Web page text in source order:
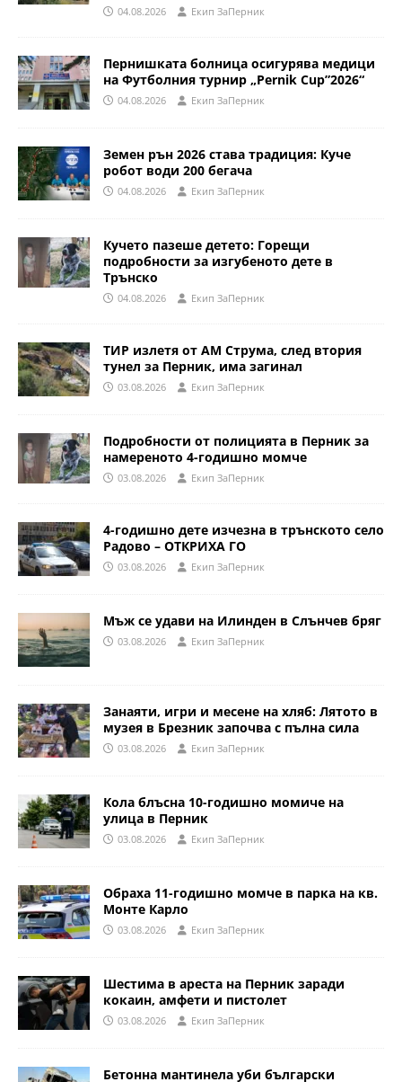
04.08.2026 Eкип ЗаПерник
Пернишката болница осигурява медици
на Футболния турнир „Pernik Cup”2026“
04.08.2026 Eкип ЗаПерник
Земен рън 2026 става традиция: Куче
робот води 200 бегача
04.08.2026 Eкип ЗаПерник
Кучето пазеше детето: Горещи
подробности за изгубеното дете в
Трънско
04.08.2026 Eкип ЗаПерник
ТИР излетя от АМ Струма, след втория
тунел за Перник, има загинал
03.08.2026 Eкип ЗаПерник
Подробности от полицията в Перник за
намереното 4-годишно момче
03.08.2026 Eкип ЗаПерник
4-годишно дете изчезна в трънското село
Радово – ОТКРИХА ГО
03.08.2026 Eкип ЗаПерник
Мъж се удави на Илинден в Слънчев бряг
03.08.2026 Eкип ЗаПерник
Занаяти, игри и месене на хляб: Лятото в
музея в Брезник започва с пълна сила
03.08.2026 Eкип ЗаПерник
Кола блъсна 10-годишно момиче на
улица в Перник
03.08.2026 Eкип ЗаПерник
Обраха 11-годишно момче в парка на кв.
Монте Карло
03.08.2026 Eкип ЗаПерник
Шестима в ареста на Перник заради
кокаин, амфети и пистолет
03.08.2026 Eкип ЗаПерник
Бетонна мантинела уби български